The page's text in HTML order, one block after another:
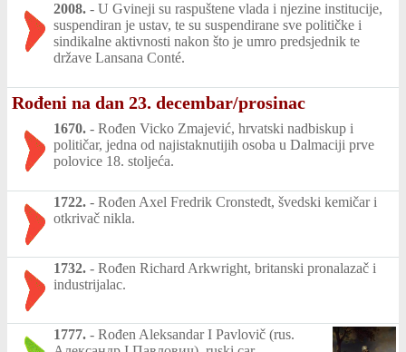
2008. - U Gvineji su raspuštene vlada i njezine institucije,
suspendiran je ustav, te su suspendirane sve političke i
sindikalne aktivnosti nakon što je umro predsjednik te
države Lansana Conté.
Rođeni na dan 23. decembar/prosinac
1670. - Rođen Vicko Zmajević, hrvatski nadbiskup i
političar, jedna od najistaknutijih osoba u Dalmaciji prve
polovice 18. stoljeća.
1722. - Rođen Axel Fredrik Cronstedt, švedski kemičar i
otkrivač nikla.
1732. - Rođen Richard Arkwright, britanski pronalazač i
industrijalac.
1777. - Rođen Aleksandar I Pavlovič (rus.